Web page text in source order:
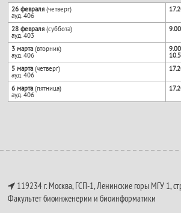
26 февраля(четверг)
ауд. 406
28 февраля(суббота)
ауд. 403
3 марта(вторник)
ауд. 406
5 марта(четверг)
ауд. 406
6 марта(пятница)
ауд. 406
119234 г. Москва, ГСП-1, Ленинские горы МГУ 1,
Факультет биоинженерии и биоинформатики